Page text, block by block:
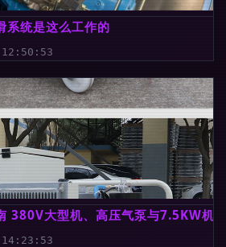
系统是这么工作的
12:50:53
380V大型机、高压气泵与7.5KW机
14:23:53